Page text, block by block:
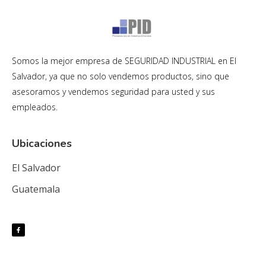
Somos la mejor empresa de SEGURIDAD INDUSTRIAL en El
Salvador, ya que no solo vendemos productos, sino que
asesoramos y vendemos seguridad para usted y sus
empleados.
Ubicaciones
El Salvador
Guatemala